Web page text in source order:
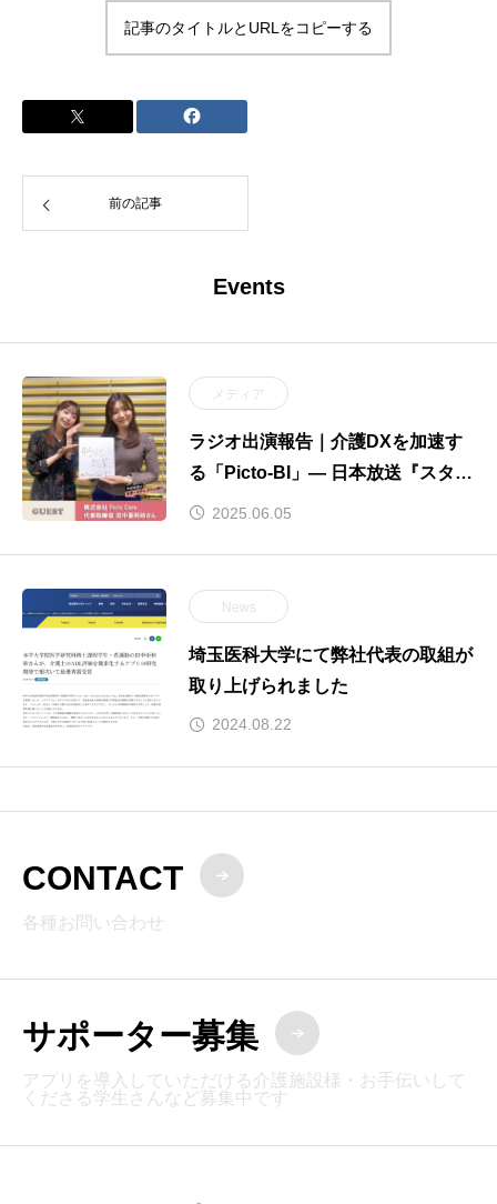
記事のタイトルとURLをコピーする
前の記事
Events
メディア
ラジオ出演報告｜介護DXを加速す
る「Picto-BI」— 日本放送『スター
トアップ×ニッポン』で語った“現場
2025.06.05
News
埼玉医科大学にて弊社代表の取組が
取り上げられました
2024.08.22
CONTACT
各種お問い合わせ
サポーター募集
アプリを導入していただける介護施設様・お手伝いして
くださる学生さんなど募集中です